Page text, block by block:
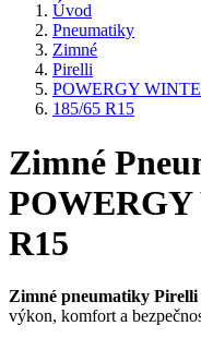
Úvod
Pneumatiky
Zimné
Pirelli
POWERGY
185/65 R15
Zimné
POWERGY
R15
Zimné pneumatiky Pirelli
výkon, komfort a